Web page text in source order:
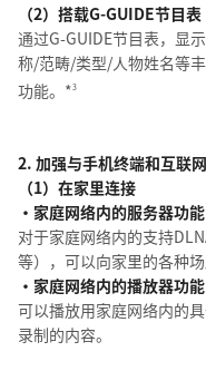
（2）搭载G-GUIDE节目表
通过G-GUIDE节目表，显
称/范畴/类型/人物姓名等
功能。*3
2. 加强与手机终端和互联
（1）在家里连接
・家庭网络内的服务器功能
对于家庭网络内的支持
等），可以向家里的各种
・家庭网络内的播放器功能
可以播放用家庭网络内的
录制的内容。